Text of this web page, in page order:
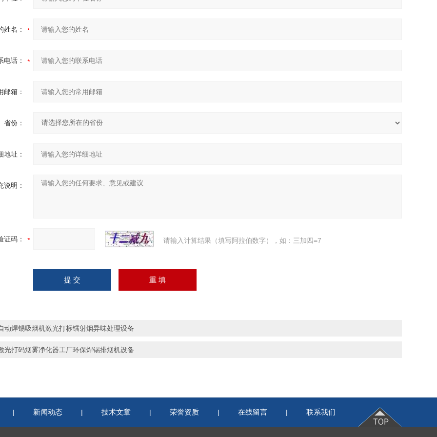
姓名：
电话：
邮箱：
省份：
地址：
说明：
证码： 请输入计算结果（填写阿拉伯数字），如：三加四=7
动焊锡吸烟机激光打标镭射烟异味处理设备
光打码烟雾净化器工厂环保焊锡排烟机设备
| 新闻动态 | 技术文章 | 荣誉资质 | 在线留言 | 联系我们